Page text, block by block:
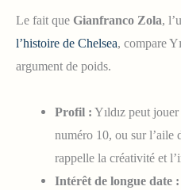
Le fait que Gianfranco Zola,
l’histoire de Chelsea, compare
argument de poids.
Profil : Yıldız peut
numéro 10, ou sur l’aile
rappelle la créativité et
Intérêt de longue date :